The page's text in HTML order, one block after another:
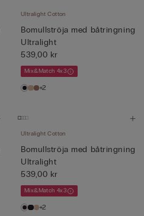
Ultralight Cotton
Bomullströja med båtringning
Ultralight
539,00 kr
Mix&Match 4x3
+2
Ultralight Cotton
Bomullströja med båtringning
Ultralight
539,00 kr
Mix&Match 4x3
+2